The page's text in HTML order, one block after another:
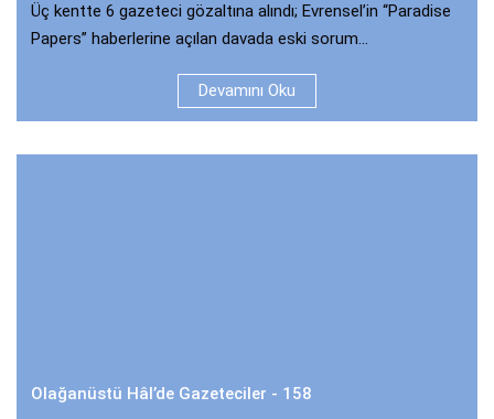
Üç kentte 6 gazeteci gözaltına alındı; Evrensel’in “Paradise
Papers” haberlerine açılan davada eski sorum...
Devamını Oku
Olağanüstü Hâl’de Gazeteciler - 158